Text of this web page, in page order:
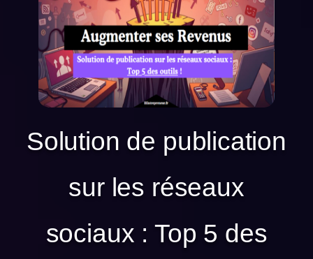
Solution de publication
sur les réseaux
sociaux : Top 5 des